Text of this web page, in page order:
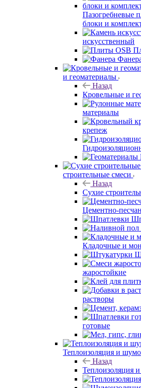
Пазогребневые
блоки и
искусственный
и геоматериалы
Назад
Кровельные и
материалы
крепеж
строительные смеси
Назад
Сухие
Цементно-
Кладочные и
жаростойкие
растворы
готовые
Теплоизоляция и
Назад
Теплоизоляция